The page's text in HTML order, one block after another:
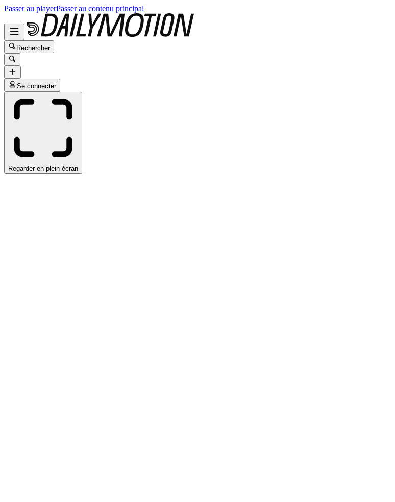
Passer au playerPasser au contenu principal
Rechercher
Se connecter
Regarder en plein écran